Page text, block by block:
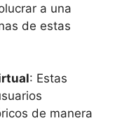
a una
de estas
: Estas
de manera